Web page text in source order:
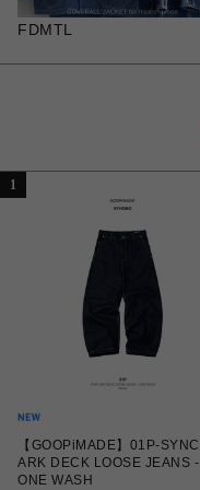
FDMTL
1
【GOOPiMADE】01P-SYNC
ARK DECK LOOSE JEANS -
ONE WASH